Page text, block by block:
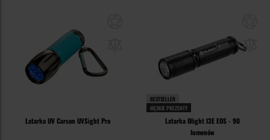
Latarka UV Carson UVSight Pro
BESTSELLER
MĘSKIE PREZENTY
Latarka Olight I3E EOS - 90
lumenów